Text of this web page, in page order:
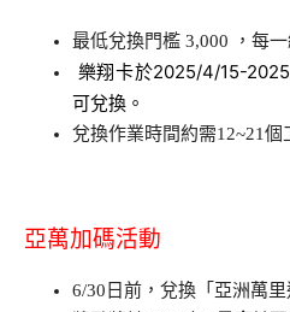
最低兌換門檻 3,000 ，每
樂翔卡於2025/4/15-
可兌換。
兌換作業時間約需12~21個
亞萬加碼活動
6/30日前，兌換「亞洲萬